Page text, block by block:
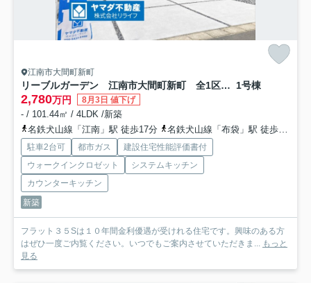
江南市大間町新町
リーブルガーデン 江南市大間町新町 全1区画分譲 1号棟
2,780万円 8月3日 値下げ
- / 101.44㎡ / 4LDK /新築
名鉄犬山線「江南」駅 徒歩17分
名鉄犬山線「布袋」駅 徒歩35分車7分 2.8km
駐車2台可 都市ガス
建設住宅性能評価書付
ウォークインクロゼット
システムキッチン
カウンターキッチン
新築
フラット３５Sは１０年間金利優遇が受けれる住宅です。興味のある方
はぜひ一度ご内覧ください。いつでもご案内させていただきま... もっと
見る